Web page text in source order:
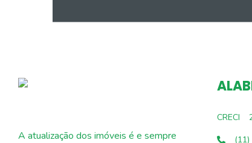
A atualização dos imóveis é e sempre
CRECI